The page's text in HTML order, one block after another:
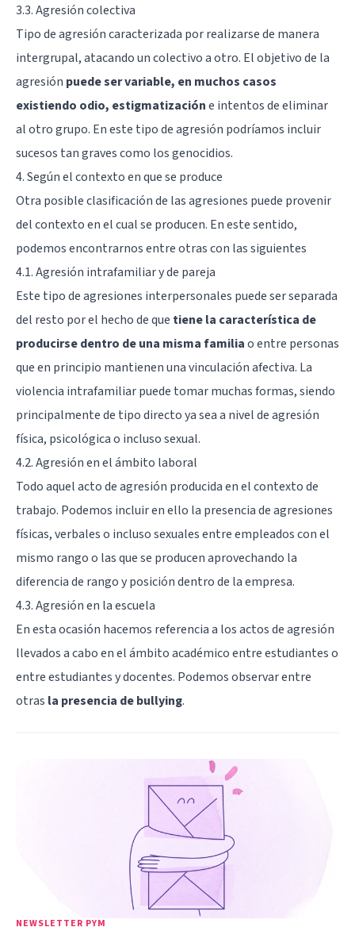
3.3. Agresión colectiva
Tipo de agresión caracterizada por realizarse de manera
intergrupal, atacando un colectivo a otro. El objetivo de la
agresión puede ser variable, en muchos casos
existiendo odio, estigmatizacióne intentos de eliminar
al otro grupo. En este tipo de agresión podríamos incluir
sucesos tan graves como los genocidios.
4. Según el contexto en que se produce
Otra posible clasificación de las agresiones puede provenir
del contexto en el cual se producen. En este sentido,
podemos encontrarnos entre otras con las siguientes
4.1. Agresión intrafamiliar y de pareja
Este tipo de agresiones interpersonales puede ser separada
del resto por el hecho de que tiene la característica de
producirse dentro de una misma familiao entre personas
que en principio mantienen una vinculación afectiva. La
violencia intrafamiliar puede tomar muchas formas, siendo
principalmente de tipo directo ya sea a nivel de agresión
física, psicológica o incluso sexual.
4.2. Agresión en el ámbito laboral
Todo aquel acto de agresión producida en el contexto de
trabajo. Podemos incluir en ello la presencia de agresiones
físicas, verbales o incluso sexuales entre empleados con el
mismo rango o las que se producen aprovechando la
diferencia de rango y posición dentro de la empresa.
4.3. Agresión en la escuela
En esta ocasión hacemos referencia a los actos de agresión
llevados a cabo en el ámbito académico entre estudiantes o
entre estudiantes y docentes. Podemos observar entre
otras la presencia de bullying.
NEWSLETTER PYM